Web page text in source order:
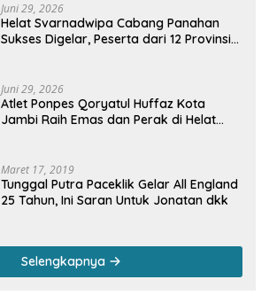
Juni 29, 2026
Helat Svarnadwipa Cabang Panahan
Sukses Digelar, Peserta dari 12 Provinsi
Juni 29, 2026
Atlet Ponpes Qoryatul Huffaz Kota
Jambi Raih Emas dan Perak di Helat
Maret 17, 2019
Tunggal Putra Paceklik Gelar All England
25 Tahun, Ini Saran Untuk Jonatan dkk
Selengkapnya